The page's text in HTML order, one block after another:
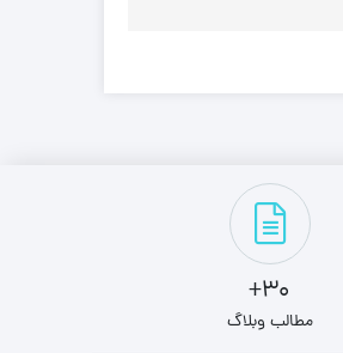
30+
مطالب وبلاگ